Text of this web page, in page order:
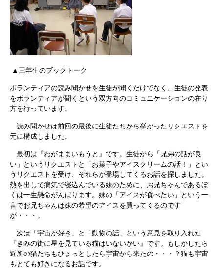
▲三年生のブックトーク
ボランティアの読み聞かせを生徒が聞くだけでなく、生徒の発表
をボランティアが聞くという双方向のコミュニケーションの在り
方を行っています。
読み聞かせは前回の最後に生徒たちから挙がったリクエストを
元に構成しました。
最初は『わがままいもうと』です。生徒から「兄弟の話が良
い」というリクエストと「お菓子やアイスクリームの話！」とい
うリクエストを受け、それらが登場してくるお話を探しました。
熱を出して病気で寝込んでいる妹のために、お兄ちゃんであるぼ
くは一生懸命がんばります。妹の「アイスが食べたい」という一
言でお兄ちゃんは妹の希望のアイスを買ってくるのです
が・・・。
次は「宇宙が好き」と「動物の話」という意見を取り入れた
『きみの街に星を見ている猫はいないかい』です。もしかしたら
近所の猫たちもひょっとしたら宇宙から来たの・・・？猫も宇宙
もとても好きになるお話です。